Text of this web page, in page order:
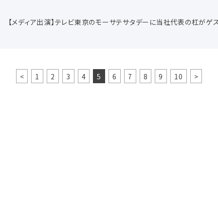
【メディア出演】テレビ東京のモーサテサタデーに当社代表の杠がゲ
< 1 2 3 4 5 6 7 8 9 10 >